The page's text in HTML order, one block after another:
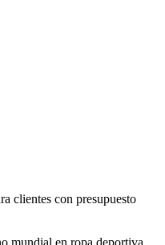
clientes con presupuesto